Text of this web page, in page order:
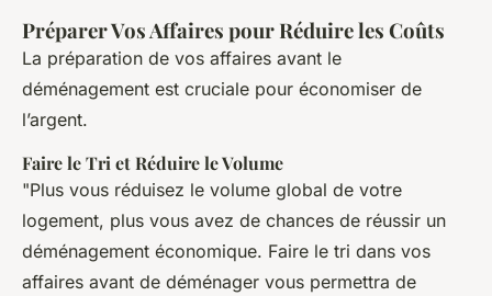
Préparer Vos Affaires pour Réduire les Coûts
La préparation de vos affaires avant le
déménagement est cruciale pour économiser de
l’argent.
Faire le Tri et Réduire le Volume
"Plus vous réduisez le volume global de votre
logement, plus vous avez de chances de réussir un
déménagement économique. Faire le tri dans vos
affaires avant de déménager vous permettra de